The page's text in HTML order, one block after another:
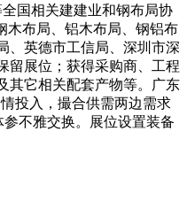
国相关建建业和钢布局协
木布局、铝木布局、钢铝布
、英德市工信局、深圳市深
留展位；获得采购商、工程
其它相关配套产物等。广东
投入，撮合供需两边需求
不雅交换。展位设置装备